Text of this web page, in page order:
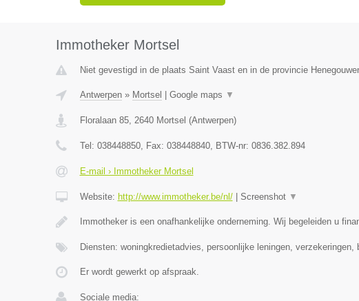
Immotheker Mortsel
Niet gevestigd in de plaats Saint Vaast en in de provincie
Antwerpen» Mortsel Google maps ▼
Floralaan 85, 2640 Mortsel (Antwerpen)
Tel: 038448850, Fax: 038448840, BTW-nr: 0836.382.894
E-mail › Immotheker Mortsel
Website: http://www.immotheker.be/nl/| Screenshot ▼
Immotheker is een onafhankelijke onderneming. Wij begeleiden u
Diensten: woningkredietadvies, persoonlijke leningen, verzekeringen,
Er wordt gewerkt op afspraak.
Sociale media: